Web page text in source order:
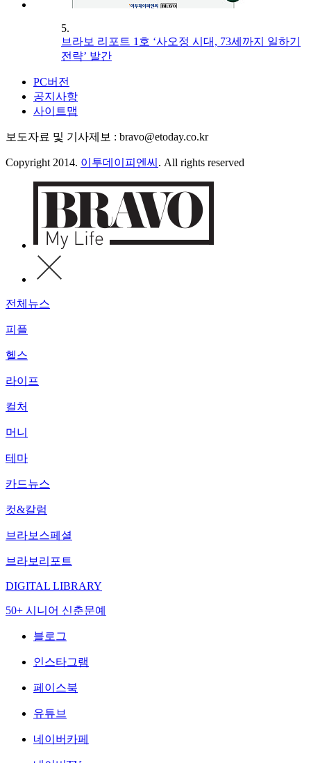
5.
브라보 리포트 1호 ‘사오정 시대, 73세까지 일하기
전략’ 발간
PC버전
공지사항
사이트맵
보도자료 및 기사제보 : bravo@etoday.co.kr
Copyright 2014. 이투데이피엔씨 . All rights reserved
전체뉴스
피플
헬스
라이프
컬처
머니
테마
카드뉴스
컷&칼럼
브라보스페셜
브라보리포트
DIGITAL LIBRARY
50+ 시니어 신춘문예
블로그
인스타그램
페이스북
유튜브
네이버카페